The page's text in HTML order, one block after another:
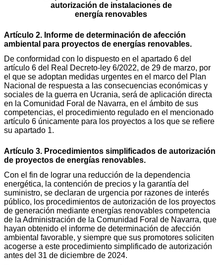
autorización de instalaciones de
energía renovables
Artículo 2. Informe de determinación de afección
ambiental para proyectos de energías renovables.
De conformidad con lo dispuesto en el apartado 6 del
artículo 6 del Real Decreto-ley 6/2022, de 29 de marzo, por
el que se adoptan medidas urgentes en el marco del Plan
Nacional de respuesta a las consecuencias económicas y
sociales de la guerra en Ucrania, será de aplicación directa
en la Comunidad Foral de Navarra, en el ámbito de sus
competencias, el procedimiento regulado en el mencionado
artículo 6 únicamente para los proyectos a los que se refiere
su apartado 1.
Artículo 3. Procedimientos simplificados de autorización
de proyectos de energías renovables.
Con el fin de lograr una reducción de la dependencia
energética, la contención de precios y la garantía del
suministro, se declaran de urgencia por razones de interés
público, los procedimientos de autorización de los proyectos
de generación mediante energías renovables competencia
de la Administración de la Comunidad Foral de Navarra, que
hayan obtenido el informe de determinación de afección
ambiental favorable, y siempre que sus promotores soliciten
acogerse a este procedimiento simplificado de autorización
antes del 31 de diciembre de 2024.